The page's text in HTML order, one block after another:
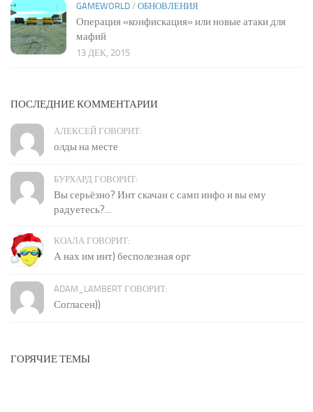
GAMEWORLD / ОБНОВЛЕНИЯ
Операция «конфискация» или новые атаки для
мафий
13 ДЕК, 2015
ПОСЛЕДНИЕ КОММЕНТАРИИ
АЛЕКСЕЙ ГОВОРИТ:
олды на месте
БУРХАРД ГОВОРИТ:
Вы серьёзно? Инт скачан с самп инфо и вы ему
радуетесь?...
КОАЛА ГОВОРИТ:
А нах им инт) бесполезная орг
ADAM_LAMBERT ГОВОРИТ:
Согласен))
ГОРЯЧИЕ ТЕМЫ